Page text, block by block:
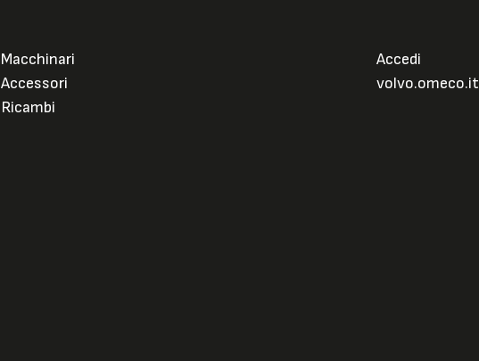
Macchinari
Accessori
Ricambi
Accedi
volvo.omeco.it